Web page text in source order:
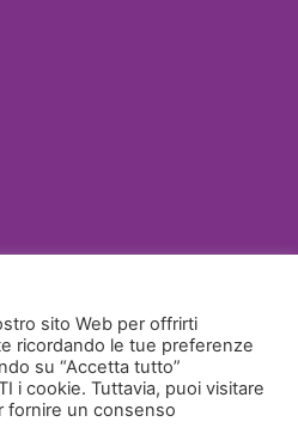
Guidi - P. Iva 03693371209
sito Web per offrirti
ricordando le tue preferenze
su “Accetta tutto”
i cookie. Tuttavia, puoi visitare
fornire un consenso